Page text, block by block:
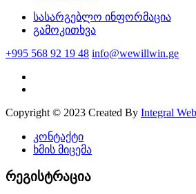
სასარგებლო ინფორმაცია
გამოკითხვა
+995 568 92 19 48 info@wewillwin.ge
Copyright © 2023 Created By Integral
კონტაქტი
ხმის მიცემა
რეგისტრაცია